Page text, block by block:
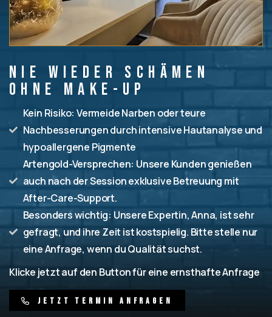
Nie wieder Schämen
ohne Make-up
Kein Risiko: Vermeide Narben oder teure
Nachbesserungen durch intensive Hautanalyse und
hypoallergene Pigmente
Artengold-Versprechen: Unsere Kunden genießen
auch nach der Session exklusive Betreuung mit
After-Care-Support.
Besonders wichtig: Unsere Expertin, Anna, ist sehr
gefragt, und ihre Zeit ist kostspielig. Bitte stelle nur
eine Anfrage, wenn du Qualität suchst.
Klicke jetzt auf den Button für eine ernsthafte Anfrage
J e t z t T e r m i n a n f ra g e n